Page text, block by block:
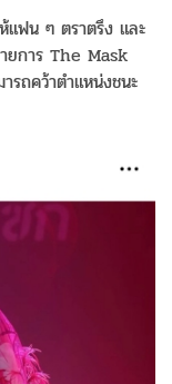
ห้แฟน ๆ ตราตรึง และ
ยการ The Mask
ถคว้าตำแหน่งชนะ